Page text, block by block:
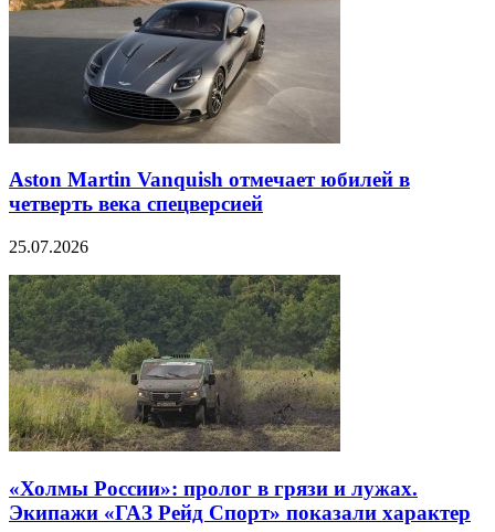
Aston Martin Vanquish отмечает юбилей в
четверть века спецверсией
25.07.2026
«Холмы России»: пролог в грязи и лужах.
Экипажи «ГАЗ Рейд Спорт» показали характер